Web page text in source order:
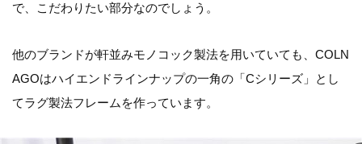
で、こだわりたい部分なのでしょう。
他のブランドが軒並みモノコック製法を用いていても、COLN
AGOはハイエンドラインナップの一角の「Cシリーズ」とし
てラグ製法フレームを作っています。